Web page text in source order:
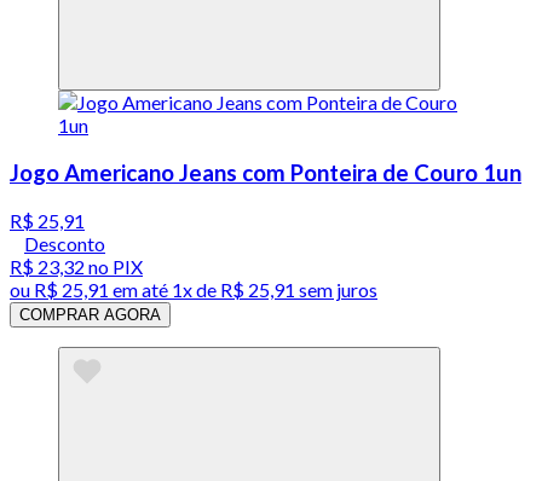
Jogo Americano Jeans com Ponteira de Couro 1un
R$ 25,91
Desconto
R$ 23,32 no PIX
ou R$ 25,91 em até 1x de R$ 25,91 sem juros
COMPRAR AGORA